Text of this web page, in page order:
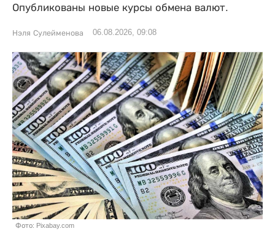
Опубликованы новые курсы обмена валют.
Нэля Сулейменова 06.08.2026, 09:08
Фото: Pixabay.com